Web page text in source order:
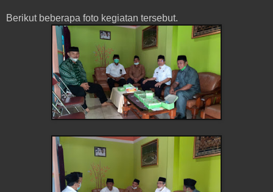
Berikut beberapa foto kegiatan tersebut.